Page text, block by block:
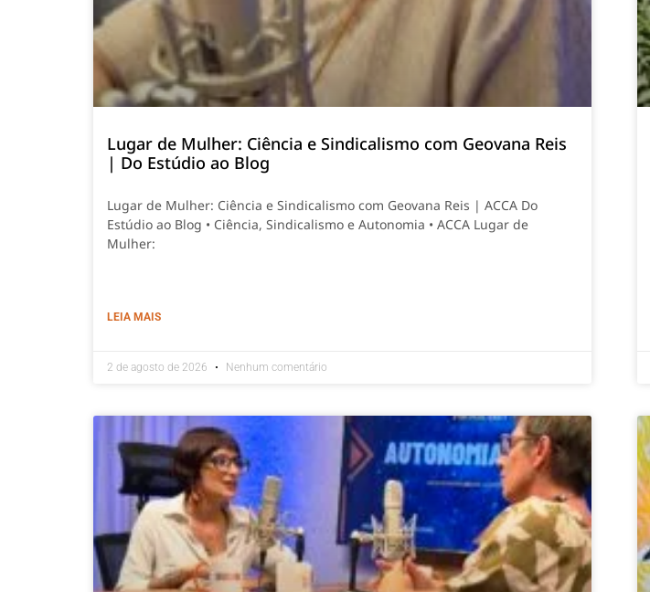
Lugar de Mulher: Ciência e Sindicalismo com Geovana Reis
| Do Estúdio ao Blog
Lugar de Mulher: Ciência e Sindicalismo com Geovana Reis | ACCA Do
Estúdio ao Blog • Ciência, Sindicalismo e Autonomia • ACCA Lugar de
Mulher:
LEIA MAIS
2 de agosto de 2026 Nenhum comentário